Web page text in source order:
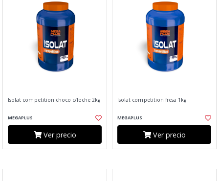
Isolat competition choco c/leche 2kg
MEGAPLUS
Ver precio
Isolat competition fresa 1kg
MEGAPLUS
Ver precio